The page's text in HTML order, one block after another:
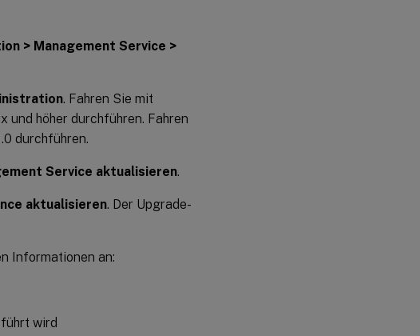
> Management Service >
. Fahren Sie mit
und höher durchführen. Fahren
durchführen.
Service aktualisieren.
aktualisieren. Der Upgrade-
Informationen an:
wird